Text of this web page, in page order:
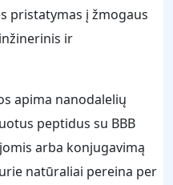
pristatymas į žmogaus
ir
apima nanodalelių
peptidus su BBB
arba konjugavimą
natūraliai pereina per